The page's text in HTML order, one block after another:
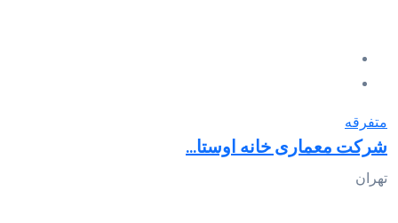
متفرقه
شرکت معماری خانه اوستا...
تهران